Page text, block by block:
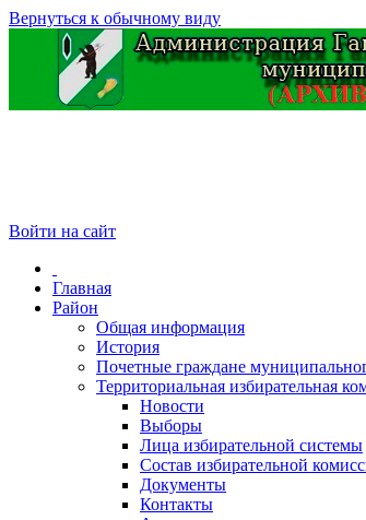
Вернуться к обычному виду
Войти на сайт
Главная
Район
Общая информация
История
Почетные граждане
Территориальная избирательная
Новости
Выборы
Лица избирательной системы
Состав избирательной
Документы
Контакты